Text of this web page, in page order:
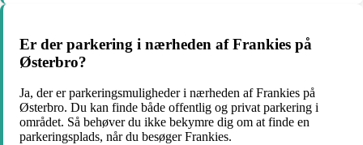
Er der parkering i nærheden af Frankies på
Østerbro?
Ja, der er parkeringsmuligheder i nærheden af Frankies på
Østerbro. Du kan finde både offentlig og privat parkering i
området. Så behøver du ikke bekymre dig om at finde en
parkeringsplads, når du besøger Frankies.